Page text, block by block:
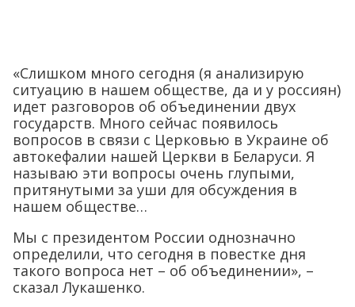
«Слишком много сегодня (я анализирую
ситуацию в нашем обществе, да и у россиян)
идет разговоров об объединении двух
государств. Много сейчас появилось
вопросов в связи с Церковью в Украине об
автокефалии нашей Церкви в Беларуси. Я
называю эти вопросы очень глупыми,
притянутыми за уши для обсуждения в
нашем обществе…
Мы с президентом России однозначно
определили, что сегодня в повестке дня
такого вопроса нет – об объединении», –
сказал Лукашенко.